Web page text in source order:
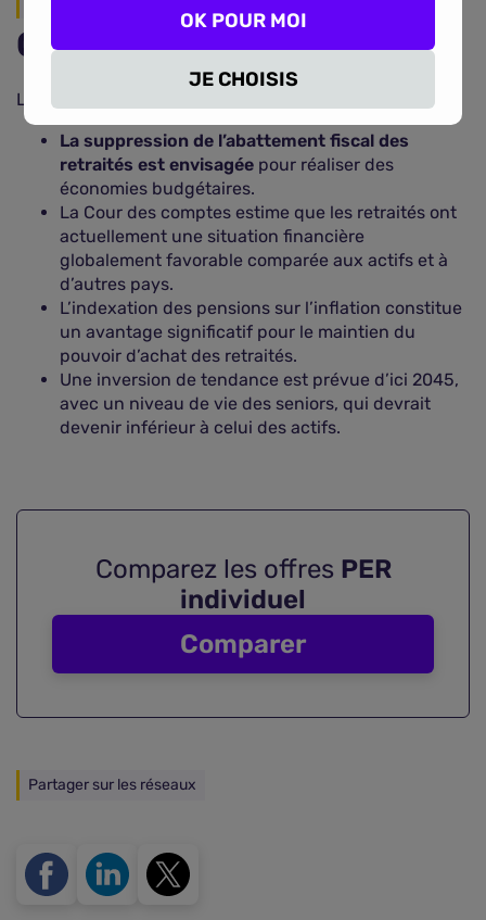
Ce qu'il faut retenir
L’essentiel
La suppression de l’abattement fiscal des
retraités est envisagée pour réaliser des
économies budgétaires.
La Cour des comptes estime que les retraités ont
actuellement une situation financière
globalement favorable comparée aux actifs et à
d’autres pays.
L’indexation des pensions sur l’inflation constitue
un avantage significatif pour le maintien du
pouvoir d’achat des retraités.
Une inversion de tendance est prévue d’ici 2045,
avec un niveau de vie des seniors, qui devrait
devenir inférieur à celui des actifs.
Comparez les offres PER
individuel
Comparer
Partager sur les réseaux
JE CHOISIS
OK POUR MOI